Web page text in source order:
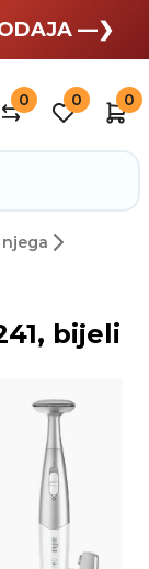
—❯
0 0 0
bijeli